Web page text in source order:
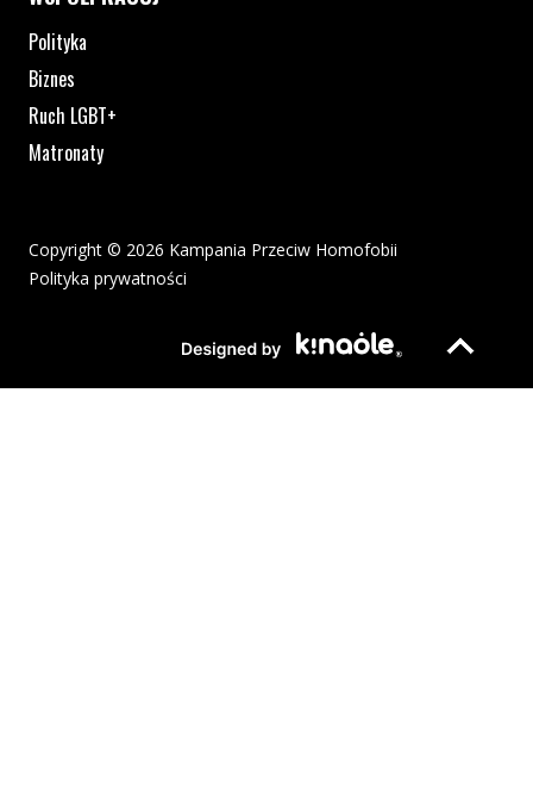
Polityka
Biznes
Ruch LGBT+
Matronaty
Copyright © 2026 Kampania Przeciw Homofobii
Polityka prywatności
Strona otwiera